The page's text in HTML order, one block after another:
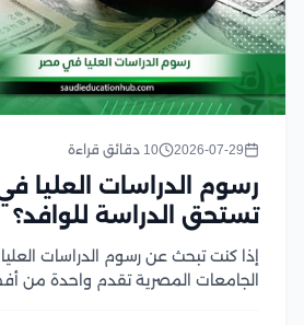
2026-07-29 10 دقائق قراءة
رسوم الدراسات العليا
تستحق الدراسة للوافد؟
إذا كنت تبحث عن رسوم الدراسات
الجامعات المصرية تقدم واحدة من